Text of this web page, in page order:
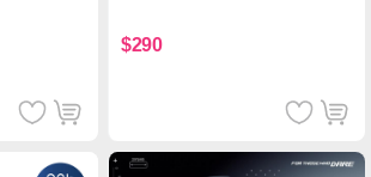
$290